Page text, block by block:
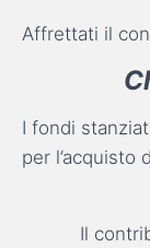
Affrettati il
I fondi
per l’acquisto
Il